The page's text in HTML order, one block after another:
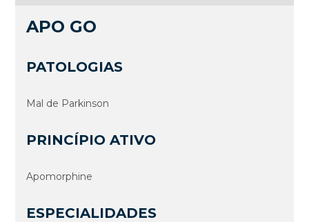
APO GO
PATOLOGIAS
Mal de Parkinson
PRINCÍPIO ATIVO
Apomorphine
ESPECIALIDADES